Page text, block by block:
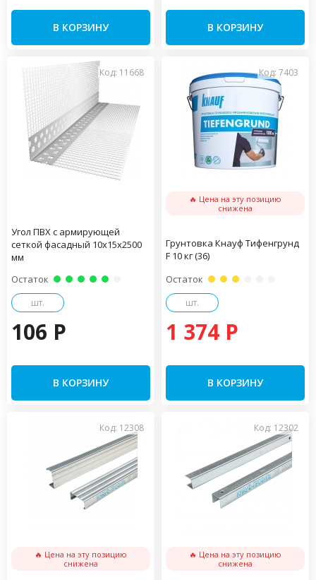
В КОРЗИНУ В КОРЗИНУ
Код: 11668
Угол ПВХ с армирующей
сеткой фасадный 10х15х2500
мм
Остаток
шт.
106 P
В КОРЗИНУ
Код: 7403
🔥 Цена на эту позицию
снижена
Грунтовка Кнауф Тифенгрунд
F 10 кг (36)
Остаток
шт.
1 374 P
В КОРЗИНУ
Код: 12308
🔥 Цена на эту позицию
снижена
Код: 12302
🔥 Цена на эту позицию
снижена